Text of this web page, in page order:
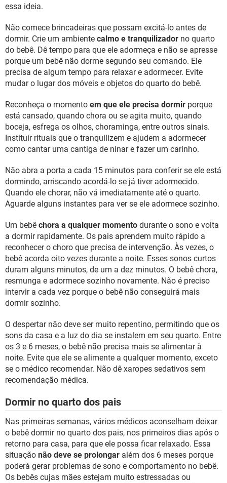
essa ideia.
Não comece brincadeiras que possam excitá-lo antes de
dormir. Crie um ambiente calmo e tranquilizador no quarto
do bebê. Dê tempo para que ele adormeça e não se apresse
porque um bebê não dorme segundo seu comando. Ele
precisa de algum tempo para relaxar e adormecer. Evite
mudar o lugar dos móveis e objetos do quarto do bebê.
Reconheça o momento em que ele precisa dormir porque
está cansado, quando chora ou se agita muito, quando
boceja, esfrega os olhos, choraminga, entre outros sinais.
Instituir rituais que o tranquilizem e ajudem a adormecer
como cantar uma cantiga de ninar e fazer um carinho.
Não abra a porta a cada 15 minutos para conferir se ele está
dormindo, arriscando acordá-lo se já tiver adormecido.
Quando ele chorar, não vá imediatamente até o quarto.
Aguarde alguns instantes para ver se ele adormece sozinho.
Um bebê chora a qualquer momento durante o sono e volta
a dormir rapidamente. Os pais aprendem muito rápido a
reconhecer o choro que precisa de intervenção. Às vezes, o
bebê acorda oito vezes durante a noite. Esses sonos curtos
duram alguns minutos, de um a dez minutos. O bebê chora,
resmunga e adormece sozinho novamente. Não é preciso
intervir a cada vez porque o bebê não conseguirá mais
dormir sozinho.
O despertar não deve ser muito repentino, permitindo que os
sons da casa e a luz do dia se instalem em seu quarto. Entre
os 3 e 6 meses, o bebê não precisa mais se alimentar à
noite. Evite que ele se alimente a qualquer momento, exceto
se o médico recomendar. Não dê xaropes sedativos sem
recomendação médica.
Dormir no quarto dos pais
Nas primeiras semanas, vários médicos aconselham deixar
o bebê dormir no quarto dos pais, nos primeiros dias após o
retorno para casa, para que ele possa ficar relaxado. Essa
situação não deve se prolongar além dos 6 meses porque
poderá gerar problemas de sono e comportamento no bebê.
Os bebês cujas mães estejam muito estressadas ou